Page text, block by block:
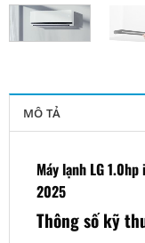
MÔ TẢ
Máy lạnh LG
2025
Thông số kỹ